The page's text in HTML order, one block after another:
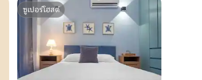
ซูเปอร์โฮสต์
ซูเปอร์โฮสต์